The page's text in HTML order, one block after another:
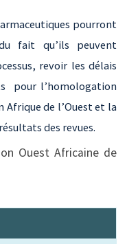
pourront
fait qu’ils peuvent
revoir les délais
pour l’homologation
Afrique de l’Ouest et la
des revues.
Ouest Africaine de